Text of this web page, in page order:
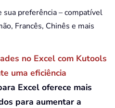
preferência – compatível
Francês, Chinês e mais
no Excel com Kutools
uma eficiência
Excel oferece mais
para aumentar a